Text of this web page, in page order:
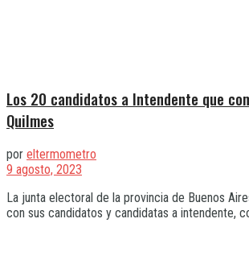
Los 20 candidatos a Intendente que
Quilmes
por eltermometro
9 agosto, 2023
La junta electoral de la provincia de Buenos
con sus candidatos y candidatas a intendente,